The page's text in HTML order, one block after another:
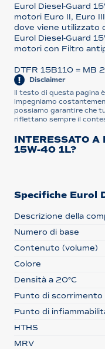
Eurol Diesel-Guard
motori Euro II, Euro
dove viene utilizzato
Eurol Diesel-Guard
motori con Filtro
DTFR 15B110 = MB
Disclaimer
Il testo di questa pagina
impegniamo
possiamo garantire che
riflettano sempre il
INTERESSATO A
15W-40 1L?
Specifiche Eurol
Descrizione della
Numero di base
Contenuto (volume)
Colore
Densità a 20°C
Punto di scorrimento
Punto di
HTHS
MRV